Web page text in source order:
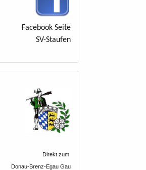
Facebook Seite
SV-Staufen
Direkt zum
Donau-Brenz-Egau Gau